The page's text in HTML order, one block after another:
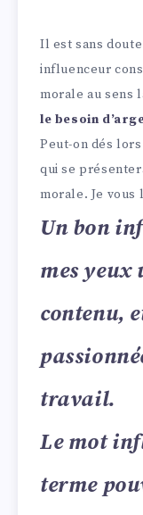
Il est sans
influenceur
morale au sens
le besoin
Peut-on dés
qui se
morale. Je vous
Un bon
mes yeux
contenu,
travail.
Le mot
terme